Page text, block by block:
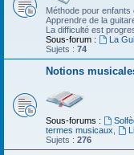
Méthode pour enfants
Apprendre de la
La difficulté est
Sous-forum :
La
Sujets : 74
Notions
Sous-forums :
termes musicaux
Sujets : 276